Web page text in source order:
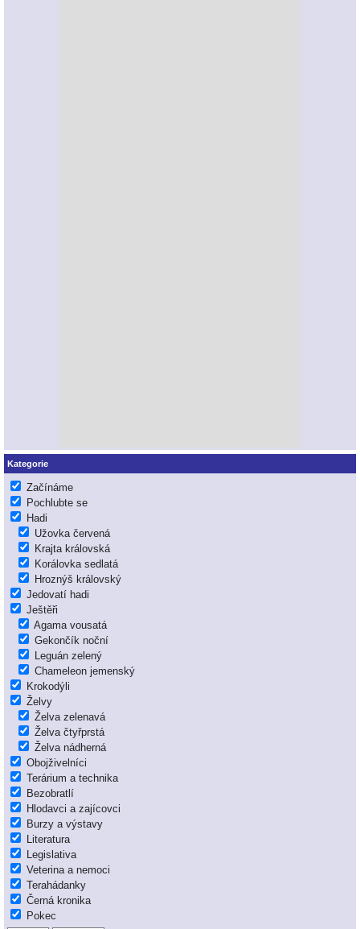
Kategorie
Začínáme
Pochlubte se
Hadi
Užovka červená
Krajta královská
Korálovka sedlatá
Hroznýš královský
Jedovatí hadi
Ještěři
Agama vousatá
Gekončík noční
Leguán zelený
Chameleon jemenský
Krokodýli
Želvy
Želva zelenavá
Želva čtyřprstá
Želva nádherná
Obojživelníci
Terárium a technika
Bezobratlí
Hlodavci a zajícovci
Burzy a výstavy
Literatura
Legislativa
Veterina a nemoci
Terahádanky
Černá kronika
Pokec